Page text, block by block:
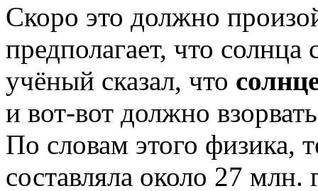
Скоро это должно
предполагает, что солнца
учёный сказал, что
и вот-вот должно
По словам этого физика,
составляла около 27 млн.